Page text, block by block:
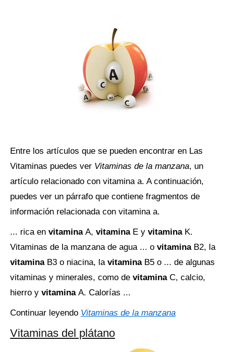
Entre los artículos que se pueden encontrar en Las
Vitaminas puedes ver Vitaminas de la manzana, un
artículo relacionado con vitamina a. A continuación,
puedes ver un párrafo que contiene fragmentos de
información relacionada con vitamina a.
... rica en vitamina A, vitamina E y vitamina K.
Vitaminas de la manzana de agua ... o vitamina B2, la
vitamina B3 o niacina, la vitamina B5 o ... de algunas
vitaminas y minerales, como de vitamina C, calcio,
hierro y vitamina A. Calorías ...
Continuar leyendo Vitaminas de la manzana
Vitaminas del plátano